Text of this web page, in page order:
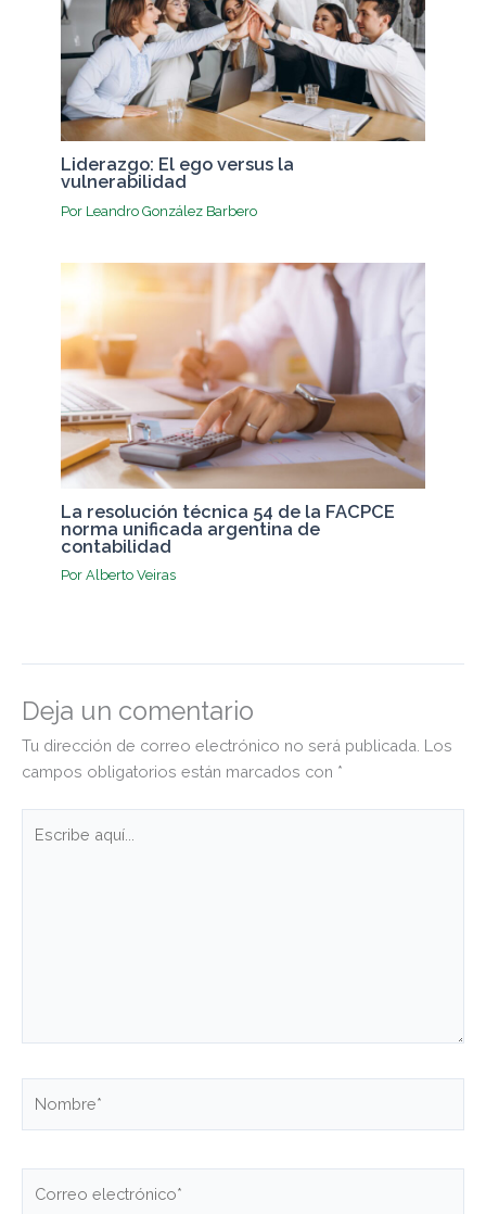
Liderazgo: El ego versus la
vulnerabilidad
Por Leandro González Barbero
La resolución técnica 54 de la FACPCE
norma unificada argentina de
contabilidad
PorAlberto Veiras
Deja un comentario
Tu dirección de correo electrónico no será publicada. Los
campos obligatorios están marcados con *
aquí...
electrónico*